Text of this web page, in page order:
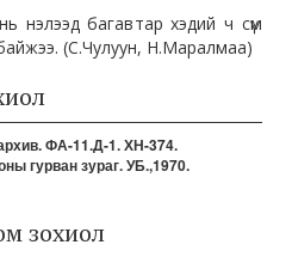
нэлээд багавтар хэдий ч сүм
(С.Чулуун, Н.Маралмаа)
ФА-11.Д-1. ХН-374.
гурван зураг. УБ.,1970.
зохиол